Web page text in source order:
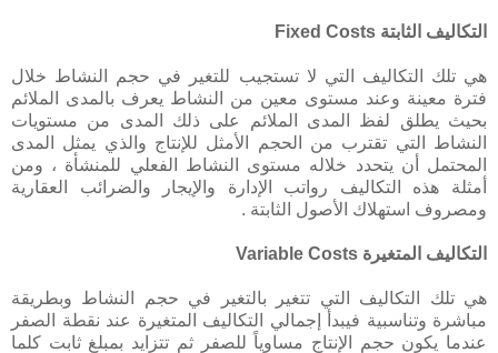
التكاليف الثابتة Fixed Costs
هي تلك التكاليف التي لا تستجيب للتغير في حجم النشاط خلال
فترة معينة وعند مستوى معين من النشاط يعرف بالمدى الملائم
بحيث يطلق لفظ المدى الملائم على ذلك المدى من مستويات
النشاط التي تقترب من الحجم الأمثل للإنتاج والذي يمثل المدى
المحتمل أن يتحدد خلاله مستوى النشاط الفعلي للمنشأة ، ومن
أمثلة هذه التكاليف رواتب الإدارة والإيجار والضرائب العقارية
ومصروف استهلاك الأصول الثابتة .
التكاليف المتغيرة Variable Costs
هي تلك التكاليف التي تتغير بالتغير في حجم النشاط وبطريقة
مباشرة وتناسبية فيبدأ إجمالي التكاليف المتغيرة عند نقطة الصفر
عندما يكون حجم الإنتاج مساوياً للصفر ثم تتزايد بمبلغ ثابت كلما